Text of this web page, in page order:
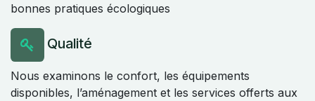
bonnes pratiques écologiques
Qualité
Nous examinons le confort, les équipements
disponibles, l’aménagement et les services offerts aux